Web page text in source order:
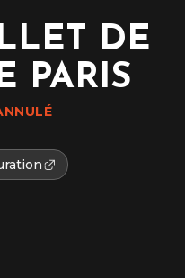
DE
PARIS